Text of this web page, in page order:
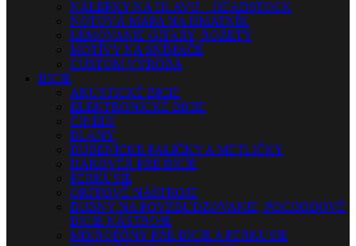
NÁLEPKY NA HLAVU – HEADSTOCK
NOTOVÁ MAPA NA HMATNÍK
LEMOVANIE GITARY, ROZETY
MOTÍVY NA SNÍMAČE
CUSTOM VÝROBA
BICIE
AKUSTICKÉ BICIE
ELEKTRONICKÉ BICIE
ČINELY
BLANY
BUBENÍCKE PALIČKY A METLIČKY
HARDVÉR PRE BICIE
PERKUSIE
ORFFOVÉ NÁSTROJE
BUBNY NA POVZBUDZOVANIE, POCHODOVÉ
BICIE NÁSTROJE
MIKROFÓNY PRE BICIE A PERKUSIE